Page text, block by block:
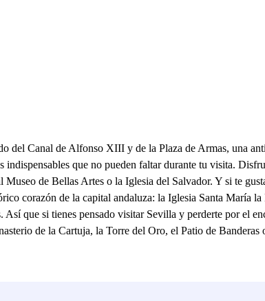
del Canal de Alfonso XIII y de la Plaza de Armas, una
que no pueden faltar durante tu visita.
de Bellas Artes o la Iglesia del Salvador. Y si te
corazón de la capital andaluza: la Iglesia Santa María
que si tienes pensado visitar Sevilla y perderte por el
de la Cartuja, la Torre del Oro, el Patio de